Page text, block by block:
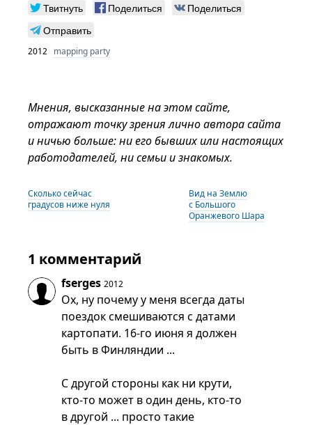
Твитнуть Поделиться
Поделиться
Отправить
2012 mapping party
Мнения, высказанные на этом сайте,
отражают точку зрения лично автора сайта
и ничью больше: ни его бывших или настоящих
работодателей, ни семьи и знакомых.
Сколько сейчас
градусов ниже нуля
Вид на Землю
с Большого
Оранжевого Шара
1 комментарий
fserges 2012
Ох, ну почему у меня всегда даты
поездок смешиваются с датами
картопати. 16-го июня я должен
быть в Финляндии ...
С другой стороны как ни крути,
кто-то может в один день, кто-то
в другой ... просто такие